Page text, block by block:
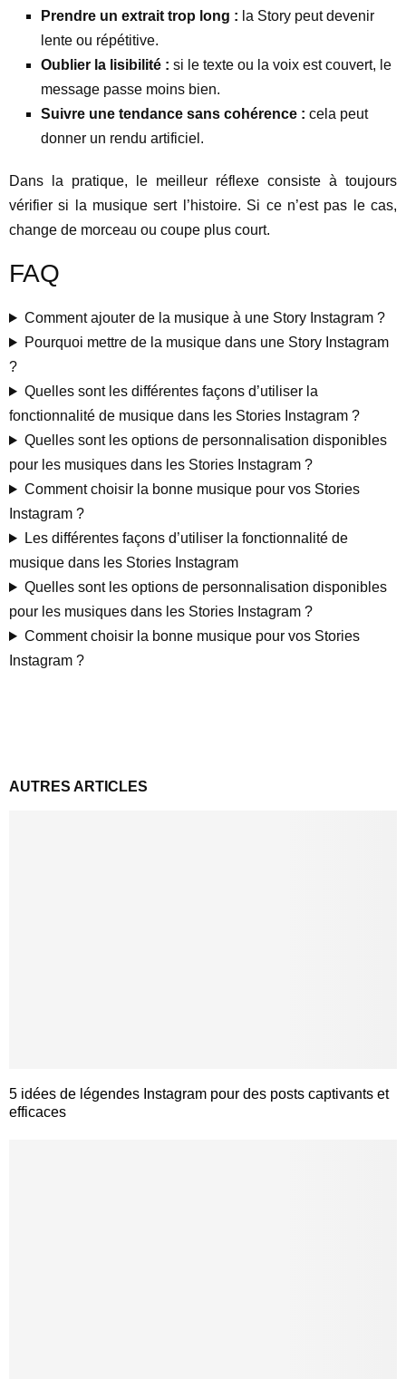
Prendre un extrait trop long : la Story peut devenir
lente ou répétitive.
Oublier la lisibilité : si le texte ou la voix est couvert, le
message passe moins bien.
Suivre une tendance sans cohérence : cela peut
donner un rendu artificiel.
Dans la pratique, le meilleur réflexe consiste à toujours
vérifier si la musique sert l’histoire. Si ce n’est pas le cas,
change de morceau ou coupe plus court.
FAQ
Comment ajouter de la musique à une Story Instagram ?
Pourquoi mettre de la musique dans une Story Instagram
?
Quelles sont les différentes façons d’utiliser la
fonctionnalité de musique dans les Stories Instagram ?
Quelles sont les options de personnalisation disponibles
pour les musiques dans les Stories Instagram ?
Comment choisir la bonne musique pour vos Stories
Instagram ?
Les différentes façons d’utiliser la fonctionnalité de
musique dans les Stories Instagram
Quelles sont les options de personnalisation disponibles
pour les musiques dans les Stories Instagram ?
Comment choisir la bonne musique pour vos Stories
Instagram ?
AUTRES ARTICLES
5 idées de légendes Instagram pour des posts captivants et
efficaces